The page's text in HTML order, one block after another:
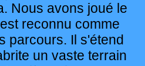
Nous avons joué le
reconnu comme
parcours. Il s'étend
un vaste terrain